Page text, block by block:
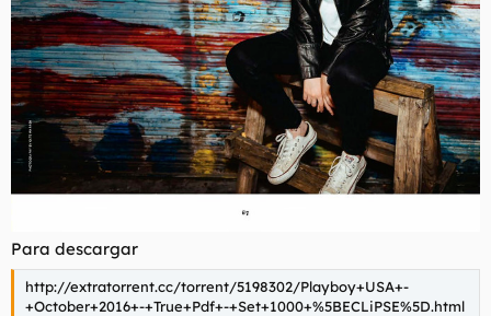
Para descargar
http://extratorrent.cc/torrent/5198302/Playboy+USA+-
+October+2016+-+True+Pdf+-+Set+1000+%5BECLiPSE%5D.html